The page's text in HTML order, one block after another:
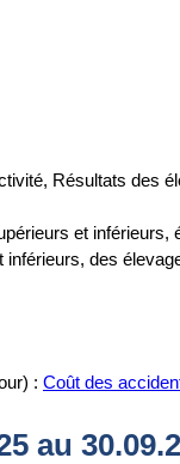
Résultats des
et
des
: Coût des
au